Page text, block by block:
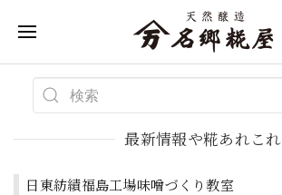
最新情報や糀あれこれ
日東紡績福島工場味噌づくり教室